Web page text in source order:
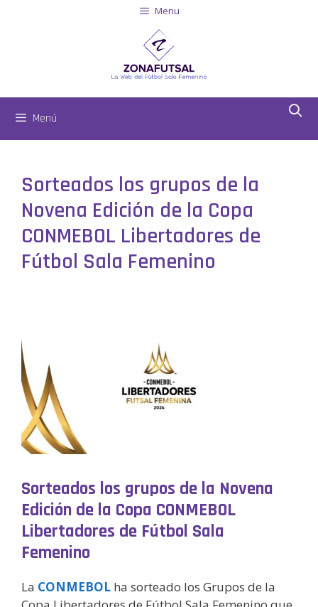
Menu
Menú
Sorteados los grupos de la
Novena Edición de la Copa
CONMEBOL Libertadores de
Fútbol Sala Femenino
Sorteados los grupos de la Novena
Edición de la Copa CONMEBOL
Libertadores de Fútbol Sala
Femenino
La CONMEBOL ha sorteado los Grupos de la